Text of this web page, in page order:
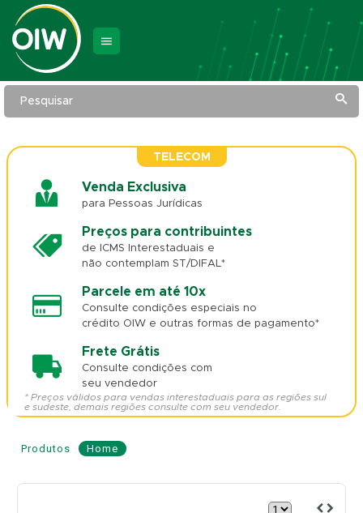
Pesquisar
TELECOM
Venda Exclusiva
para Pessoas Jurídicas
Preços para contribuintes
de ICMS Interestaduais e
não contemplam ST/DIFAL*
Parcele em até 10x
Consulte condições especiais no
crédito OIW e outras formas de pagamento*
Frete Grátis
Consulte condições com
seu vendedor
* Preços válidos para vendas interestaduais para as regiões sul
e sudeste, demais regiões consulte com seu vendedor.
Home
Produtos
Carregador